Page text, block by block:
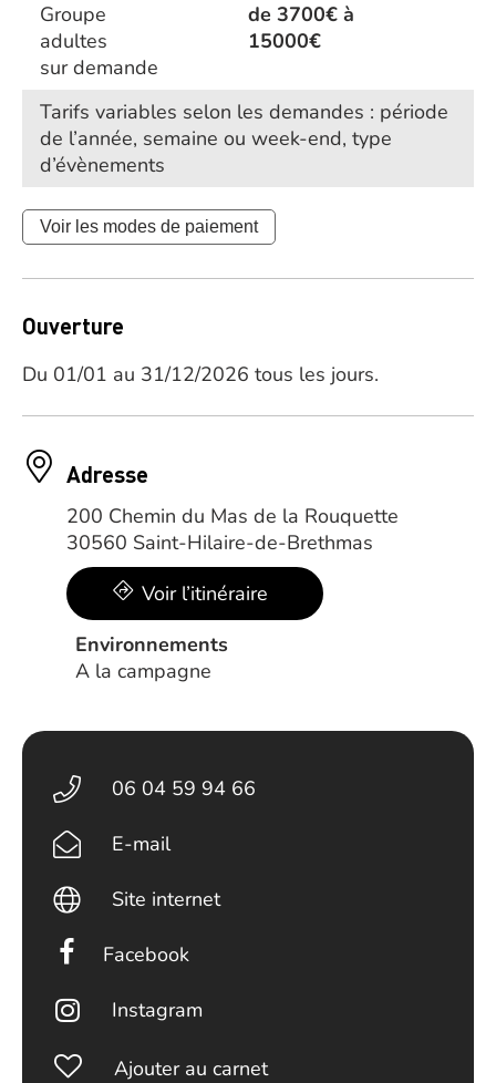
Groupe
adultes
de 3700€ à
15000€
sur demande
Tarifs variables selon les demandes : période
de l’année, semaine ou week-end, type
d’évènements
Voir les modes de paiement
Ouverture
Du 01/01 au 31/12/2026 tous les jours.
Adresse
200 Chemin du Mas de la Rouquette
30560 Saint-Hilaire-de-Brethmas
Voir l’itinéraire
Environnements
A la campagne
06 04 59 94 66
E-mail
Site internet
Facebook
Instagram
Ajouter au carnet